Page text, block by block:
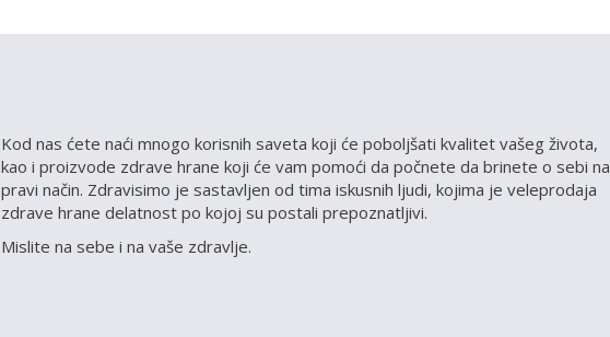
Kod nas ćete naći mnogo korisnih saveta koji će poboljšati kvalitet vašeg života,
kao i proizvode zdrave hrane koji će vam pomoći da počnete da brinete o sebi na
pravi način. Zdravisimo je sastavljen od tima iskusnih ljudi, kojima je veleprodaja
zdrave hrane delatnost po kojoj su postali prepoznatljivi.
Mislite na sebe i na vaše zdravlje.